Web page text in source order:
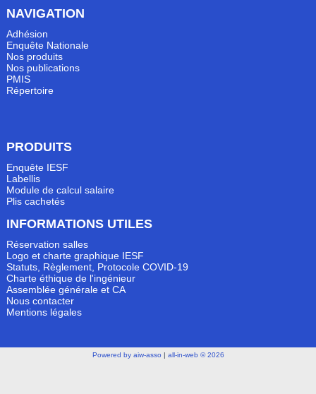
NAVIGATION
Adhésion
Enquête Nationale
Nos produits
Nos publications
PMIS
Répertoire
PRODUITS
Enquête IESF
Labellis
Module de calcul salaire
Plis cachetés
INFORMATIONS UTILES
Réservation salles
Logo et charte graphique IESF
Statuts, Règlement, Protocole COVID-19
Charte éthique de l'ingénieur
Assemblée générale et CA
Nous contacter
Mentions légales
Powered by aiw-asso | all-in-web © 2026